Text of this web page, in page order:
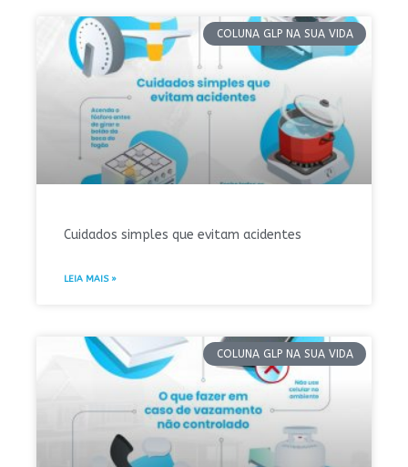
COLUNA GLP NA SUA VIDA
Cuidados simples que evitam acidentes
LEIA MAIS »
COLUNA GLP NA SUA VIDA